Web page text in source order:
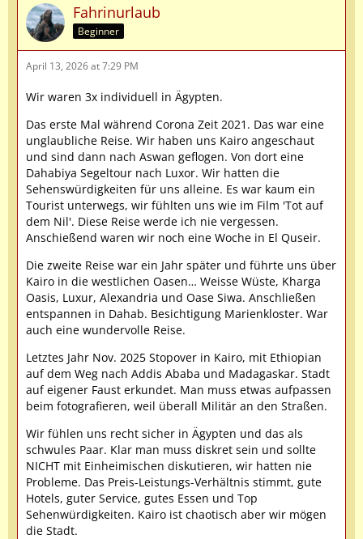
Fahrinurlaub
Beginner
April 13, 2026 at 7:29 PM
Wir waren 3x individuell in Ägypten.
Das erste Mal während Corona Zeit 2021. Das war eine
unglaubliche Reise. Wir haben uns Kairo angeschaut
und sind dann nach Aswan geflogen. Von dort eine
Dahabiya Segeltour nach Luxor. Wir hatten die
Sehenswürdigkeiten für uns alleine. Es war kaum ein
Tourist unterwegs, wir fühlten uns wie im Film 'Tot auf
dem Nil'. Diese Reise werde ich nie vergessen.
Anschießend waren wir noch eine Woche in El Quseir.
Die zweite Reise war ein Jahr später und führte uns über
Kairo in die westlichen Oasen… Weisse Wüste, Kharga
Oasis, Luxur, Alexandria und Oase Siwa. Anschließen
entspannen in Dahab. Besichtigung Marienkloster. War
auch eine wundervolle Reise.
Letztes Jahr Nov. 2025 Stopover in Kairo, mit Ethiopian
auf dem Weg nach Addis Ababa und Madagaskar. Stadt
auf eigener Faust erkundet. Man muss etwas aufpassen
beim fotografieren, weil überall Militär an den Straßen.
Wir fühlen uns recht sicher in Ägypten und das als
schwules Paar. Klar man muss diskret sein und sollte
NICHT mit Einheimischen diskutieren, wir hatten nie
Probleme. Das Preis-Leistungs-Verhältnis stimmt, gute
Hotels, guter Service, gutes Essen und Top
Sehenwürdigkeiten. Kairo ist chaotisch aber wir mögen
die Stadt.